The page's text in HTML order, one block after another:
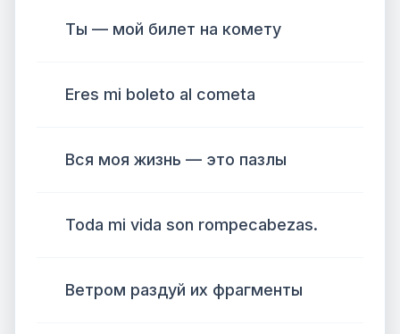
Ты — мой билет на комету
Eres mi boleto al cometa
Вся моя жизнь — это пазлы
Toda mi vida son rompecabezas.
Ветром раздуй их фрагменты